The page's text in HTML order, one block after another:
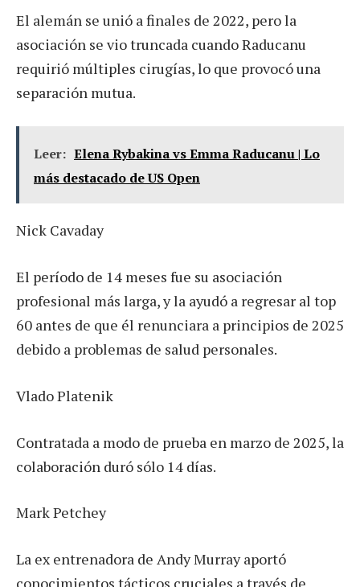
El alemán se unió a finales de 2022, pero la
asociación se vio truncada cuando Raducanu
requirió múltiples cirugías, lo que provocó una
separación mutua.
Leer: Elena Rybakina vs Emma Raducanu | Lo
más destacado de US Open
Nick Cavaday
El período de 14 meses fue su asociación
profesional más larga, y la ayudó a regresar al top
60 antes de que él renunciara a principios de 2025
debido a problemas de salud personales.
Vlado Platenik
Contratada a modo de prueba en marzo de 2025, la
colaboración duró sólo 14 días.
Mark Petchey
La ex entrenadora de Andy Murray aportó
conocimientos tácticos cruciales a través de